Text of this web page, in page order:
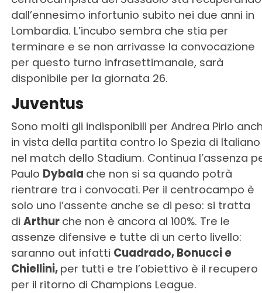
dall’ennesimo infortunio subito nei due anni in
Lombardia. L’incubo sembra che stia per
terminare e se non arrivasse la convocazione
per questo turno infrasettimanale, sarà
disponibile per la giornata 26.
Juventus
Sono molti gli indisponibili per Andrea Pirlo
in vista della partita contro lo Spezia di Italiano
nel match dello Stadium. Continua l’assenza
Paulo Dybala che non si sa quando potrà
rientrare tra i convocati. Per il centrocampo è
solo uno l’assente anche se di peso: si tratta
di Arthur che non è ancora al 100%. Tre le
assenze difensive e tutte di un certo livello:
saranno out infatti Cuadrado, Bonucci e
Chiellini, per tutti e tre l’obiettivo è il recupero
per il ritorno di Champions League.